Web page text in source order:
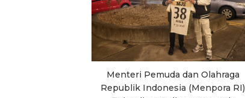
Menteri Pemuda dan Olahraga
Republik Indonesia (Menpora RI)